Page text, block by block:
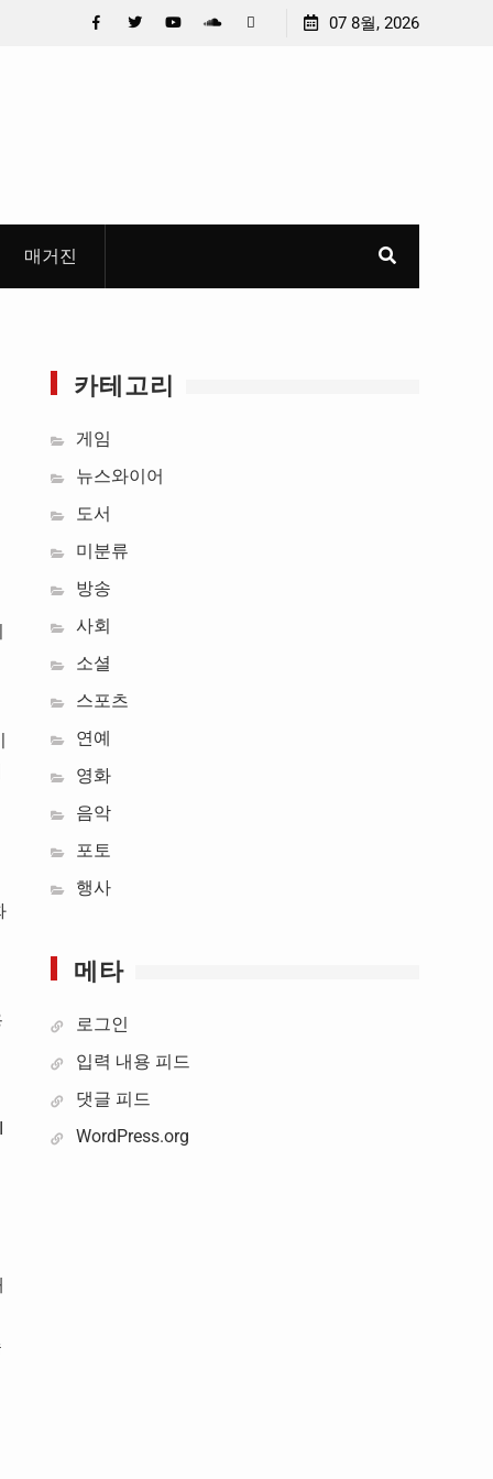
안호영 의원 , 전북 국도 · 국지도 예타 통과 촉구 , “6 차
07 8월, 2026
매거진
카테고리
게임
뉴스와이어
도서
미분류
방송
사회
소셜
스포츠
연예
영화
음악
포토
행사
메타
로그인
입력 내용 피드
댓글 피드
WordPress.org